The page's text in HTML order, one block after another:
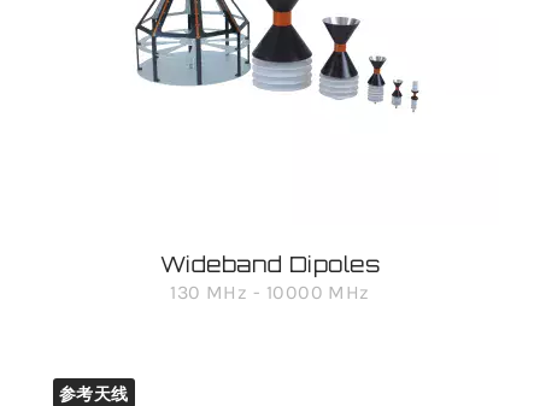
Wideband Dipoles
130 MHz - 10000 MHz
参考天线